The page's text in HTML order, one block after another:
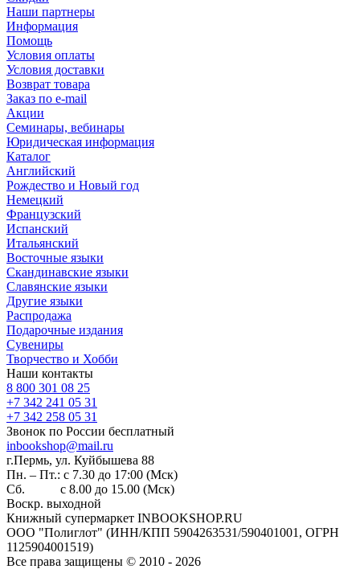
Наши партнеры
Информация
Помощь
Условия оплаты
Условия доставки
Возврат товара
Заказ по e-mail
Акции
Семинары, вебинары
Юридическая информация
Каталог
Английский
Рождество и Новый год
Немецкий
Французский
Испанский
Итальянский
Восточные языки
Скандинавские языки
Славянские языки
Другие языки
Распродажа
Подарочные издания
Сувениры
Творчество и Хобби
Наши контакты
8 800 301 08 25
+7 342 241 05 31
+7 342 258 05 31
Звонок по России бесплатный
inbookshop@mail.ru
г.Пермь, ул. Куйбышева 88
Пн. – Пт.: с 7.30 до 17:00 (Мск)
Сб. с 8.00 до 15.00 (Мск)
Воскр. выходной
Книжный супермаркет INBOOKSHOP.RU
ООО "Полиглот" (ИНН/КПП 5904263531/590401001, ОГРН
1125904001519)
Все права защищены © 2010 - 2026